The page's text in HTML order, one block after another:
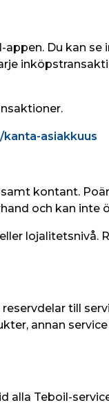
Du kan
asiakkuus
kontant.
och kan inte
till
annan
alla Teboil-